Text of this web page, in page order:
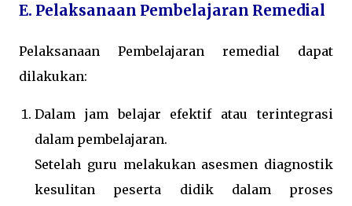
E. Pelaksanaan Pembelajaran Remedial
Pelaksanaan Pembelajaran remedial dapat
dilakukan:
Dalam jam belajar efektif atau terintegrasi
dalam pembelajaran.
Setelah guru melakukan asesmen diagnostik
kesulitan peserta didik dalam proses